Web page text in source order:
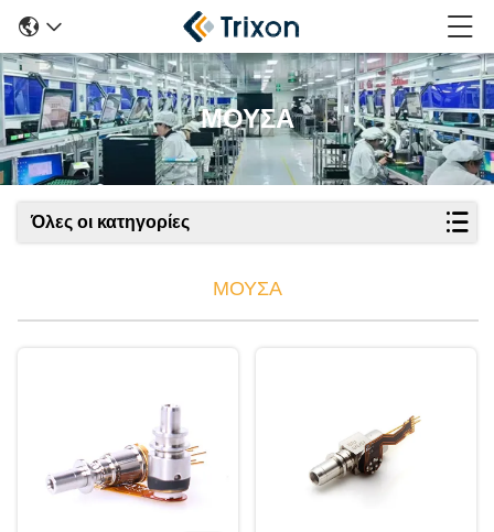
ΜΟΥΣΑ
Όλες οι κατηγορίες
ΜΟΥΣΑ